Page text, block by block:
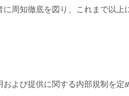
周知徹底を図り、これまで以上
よび提供に関する内部規制を定